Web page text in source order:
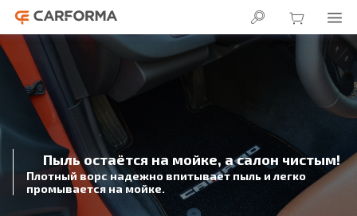
Пыль остаётся на мойке, а салон чистым!
Плотный ворс надежно впитывает пыль и легко
промывается на мойке.